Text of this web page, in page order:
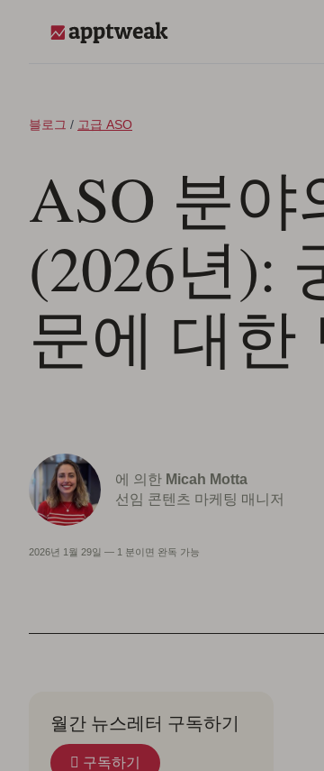
블로그 / 고급 ASO
ASO 분야
(2026년):
문에 대한
에 의한 Micah Motta
선임 콘텐츠 마케팅 매니저
2026년 1월 29일 — 1 분이면 완독 가능
월간 뉴스레터 구독하기
구독하기